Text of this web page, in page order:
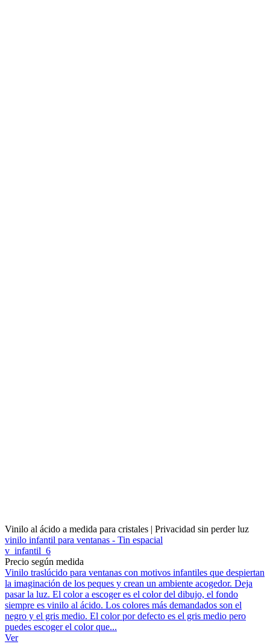
Vinilo al ácido a medida para cristales | Privacidad sin perder luz
vinilo infantil para ventanas - Tin espacial
v_infantil_6
Precio según medida
Vinilo traslúcido para ventanas con motivos infantiles que despiertan
la imaginación de los peques y crean un ambiente acogedor. Deja
pasar la luz. El color a escoger es el color del dibujo, el fondo
siempre es vinilo al ácido. Los colores más demandados son el
negro y el gris medio. El color por defecto es el gris medio pero
puedes escoger el color que...
Ver